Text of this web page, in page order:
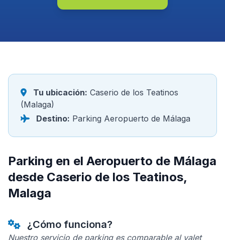
Tu ubicación: Caserio de los Teatinos
(Malaga)
Destino: Parking Aeropuerto de Málaga
Parking en el Aeropuerto de Málaga
desde Caserio de los Teatinos,
Malaga
¿Cómo funciona?
Nuestro servicio de parking es comparable al valet